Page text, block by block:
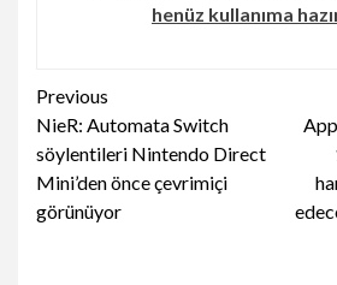
henüz kullanıma
Continue
Reading
Previous
NieR: Automata Switch
söylentileri Nintendo Direct
Mini’den önce çevrimiçi
görünüyor